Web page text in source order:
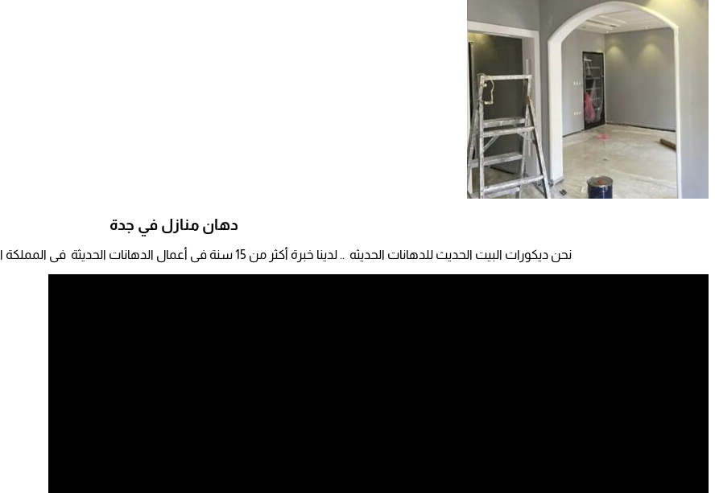
دهان منازل في جدة
نحن ديكورات البيت الحديث للدهانات الحديثه .. لدينا خبرة أكثر من 15 سنة فى أعمال الدهانات الحديثة فى المملكة العربية السعودية وخاصة جده ومكة المكرمة